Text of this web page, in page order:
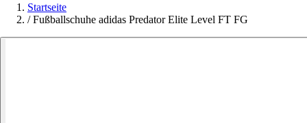
Startseite
/ Fußballschuhe adidas Predator Elite Level FT FG